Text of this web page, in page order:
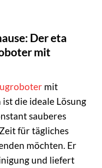
Der eta
mit
mit
die ideale Lösung
sauberes
für tägliches
möchten. Er
und liefert